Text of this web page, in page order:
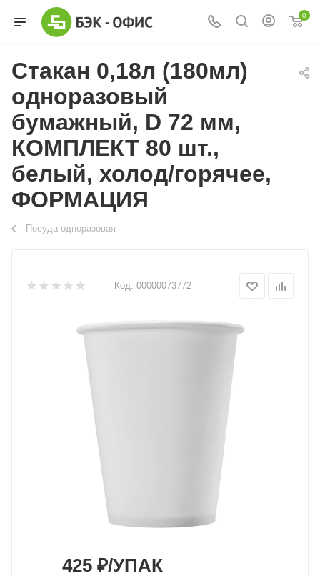
0
Стакан 0,18л (180мл)
одноразовый
бумажный, D 72 мм,
КОМПЛЕКТ 80 шт.,
белый, холод/горячее,
ФОРМАЦИЯ
Посуда одноразовая
Код: 00000073772
425 ₽/УПАК